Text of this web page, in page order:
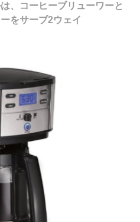
、コーヒーブリューワーと
をサーブ2ウェイ